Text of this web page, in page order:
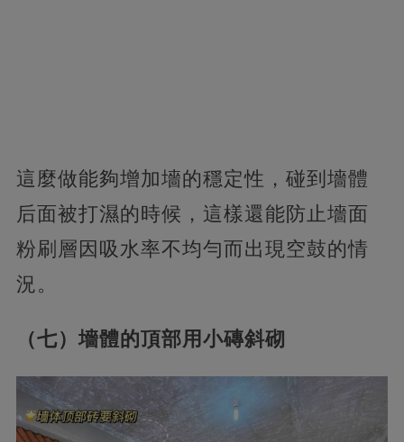
這麼做能夠增加墻的穩定性，碰到墻體
后面被打濕的時候，這樣還能防止墻面
粉刷層因吸水率不均勻而出現空鼓的情
況。
（七）墻體的頂部用小磚斜砌